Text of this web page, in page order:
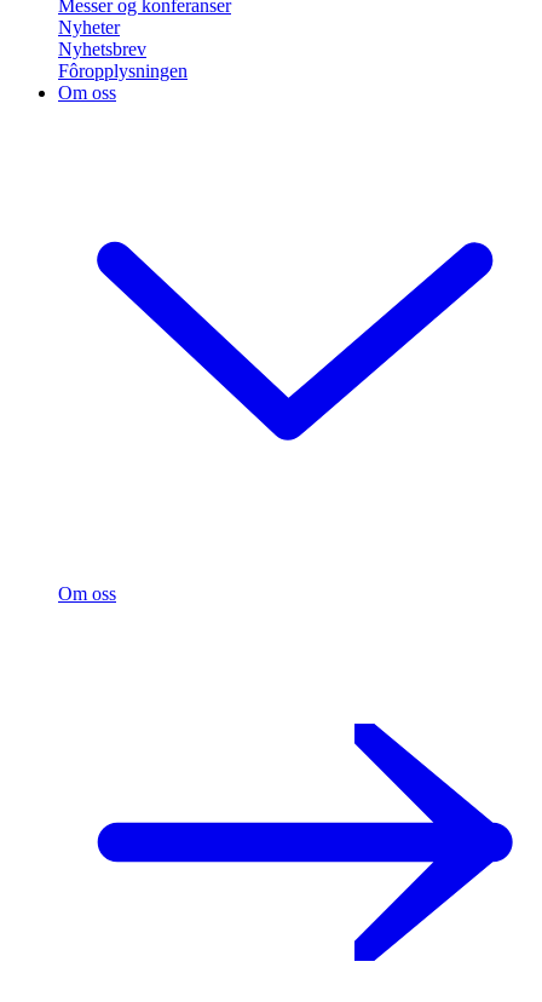
Messer og konferanser
Nyheter
Nyhetsbrev
Fôropplysningen
Om oss
Om oss